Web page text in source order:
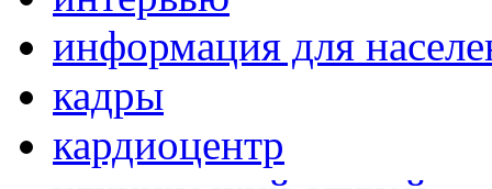
информация для
кадры
кардиоцентр